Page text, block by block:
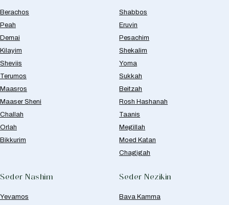
Berachos
Peah
Demai
Kilayim
Sheviis
Terumos
Maasros
Maaser Sheni
Challah
Orlah
Bikkurim
Shabbos
Eruvin
Pesachim
Shekalim
Yoma
Sukkah
Beitzah
Rosh Hashanah
Taanis
Megillah
Moed Katan
Chagigah
Seder Nashim
Yevamos
Seder Nezikin
Bava Kamma